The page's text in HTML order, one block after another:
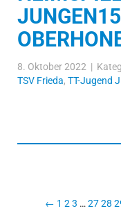
8. Oktober 2022 |
TSV Frieda, TT-Jugend
← 1 2 3 … 2728